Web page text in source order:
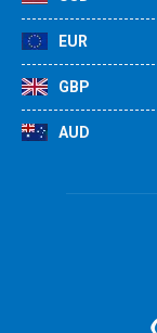
EUR
GBP
AUD